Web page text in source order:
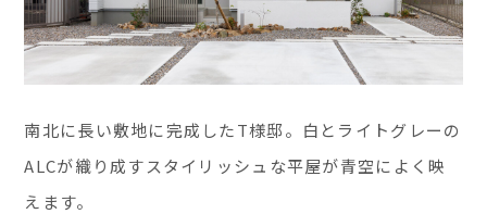
南北に長い敷地に完成したT様邸。白とライトグレーの
ALCが織り成すスタイリッシュな平屋が青空によく映
えます。